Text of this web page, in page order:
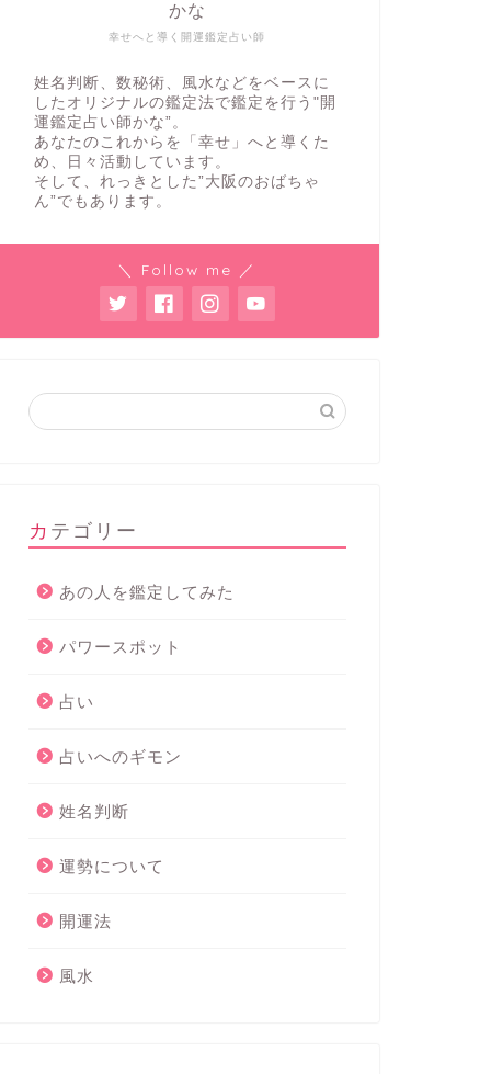
幸せへと導く開運鑑定占い師
かな
姓名判断、数秘術、風水などをベースに
したオリジナルの鑑定法で鑑定を行う"開
運鑑定占い師かな”。
あなたのこれからを「幸せ」へと導くた
め、日々活動しています。
そして、れっきとした”大阪のおばちゃ
ん”でもあります。
＼ Follow me ／
カテゴリー
あの人を鑑定してみた
パワースポット
占い
占いへのギモン
姓名判断
運勢について
開運法
風水